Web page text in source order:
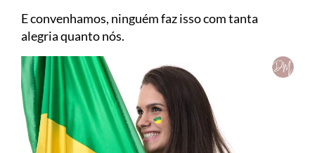
E convenhamos, ninguém faz isso com tanta
alegria quanto nós.